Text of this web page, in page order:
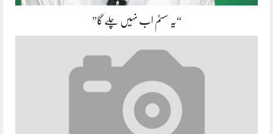
“یہ سسٹم اب نہیں چلے گا”